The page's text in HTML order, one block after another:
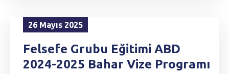
26 Mayıs 2025
Felsefe Grubu Eğitimi ABD
2024-2025 Bahar Vize Programı